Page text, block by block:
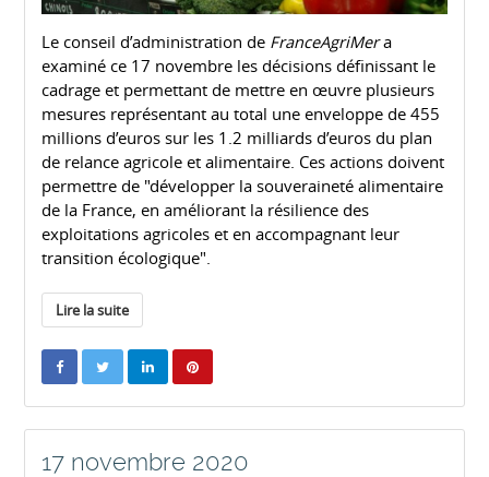
Le conseil d’administration de FranceAgriMera
examiné ce 17 novembre les décisions définissant le
cadrage et permettant de mettre en œuvre plusieurs
mesures représentant au total une enveloppe de 455
millions d’euros sur les 1.2 milliards d’euros du plan
de relance agricole et alimentaire. Ces actions doivent
permettre de "développer la souveraineté alimentaire
de la France, en améliorant la résilience des
exploitations agricoles et en accompagnant leur
transition écologique".
Lire la suite
17 novembre 2020